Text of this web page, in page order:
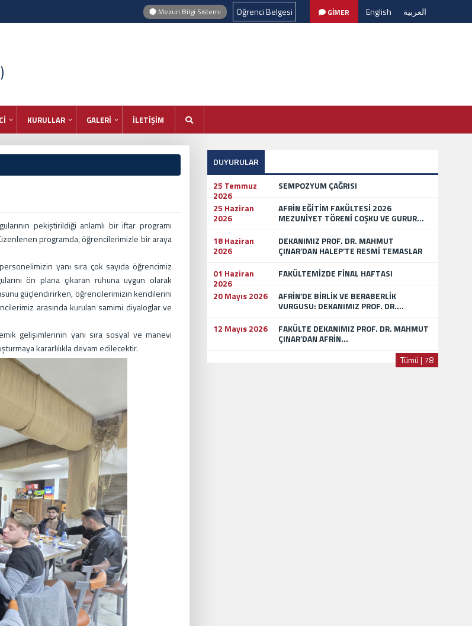
Öğrenci Belgesi
Mezun Bilgi Sistemi GİMER English العربية
KURULLAR GALERİ İLETİŞİM
pekiştirildiği anlamlı bir iftar programı
programda, öğrencilerimizle bir araya
yanı sıra çok sayıda öğrencimiz
ön plana çıkaran ruhuna uygun olarak
güçlendirirken, öğrencilerimizin kendilerini
arasında kurulan samimi diyaloglar ve
gelişimlerinin yanı sıra sosyal ve manevi
kararlılıkla devam edilecektir.
DUYURULAR
25 Temmuz
2026
SEMPOZYUM ÇAĞRISI
25 Haziran
2026
AFRİN EĞİTİM FAKÜLTESİ 2026
MEZUNİYET TÖRENİ COŞKU VE GURUR...
18 Haziran
2026
DEKANIMIZ PROF. DR. MAHMUT
ÇINAR’DAN HALEP’TE RESMİ TEMASLAR
01 Haziran
2026
FAKÜLTEMİZDE FİNAL HAFTASI
20 Mayıs 2026
AFRİN’DE BİRLİK VE BERABERLİK
VURGUSU: DEKANIMIZ PROF. DR....
12 Mayıs 2026
FAKÜLTE DEKANIMIZ PROF. DR. MAHMUT
ÇINAR’DAN AFRİN...
Tümü | 78